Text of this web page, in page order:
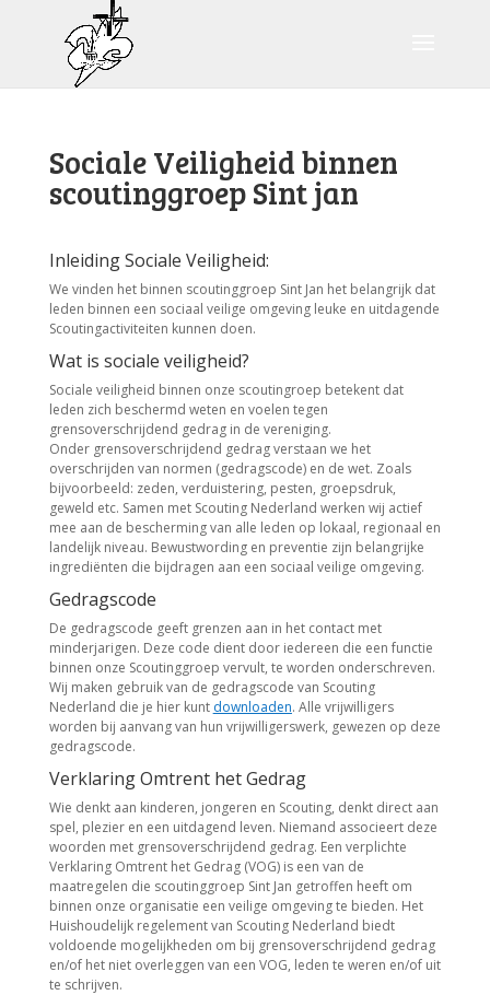
Sociale Veiligheid binnen
scoutinggroep Sint jan
Inleiding Sociale Veiligheid:
We vinden het binnen scoutinggroep Sint Jan het belangrijk dat
leden binnen een sociaal veilige omgeving leuke en uitdagende
Scoutingactiviteiten kunnen doen.
Wat is sociale veiligheid?
Sociale veiligheid binnen onze scoutingroep betekent dat
leden zich beschermd weten en voelen tegen
grensoverschrijdend gedrag in de vereniging.
Onder grensoverschrijdend gedrag verstaan we het
overschrijden van normen (gedragscode) en de wet. Zoals
bijvoorbeeld: zeden, verduistering, pesten, groepsdruk,
geweld etc. Samen met Scouting Nederland werken wij actief
mee aan de bescherming van alle leden op lokaal, regionaal en
landelijk niveau. Bewustwording en preventie zijn belangrijke
ingrediënten die bijdragen aan een sociaal veilige omgeving.
Gedragscode
De gedragscode geeft grenzen aan in het contact met
minderjarigen. Deze code dient door iedereen die een functie
binnen onze Scoutinggroep vervult, te worden onderschreven.
Wij maken gebruik van de gedragscode van Scouting
Nederland die je hier kunt downloaden. Alle vrijwilligers
worden bij aanvang van hun vrijwilligerswerk, gewezen op deze
gedragscode.
Verklaring Omtrent het Gedrag
Wie denkt aan kinderen, jongeren en Scouting, denkt direct aan
spel, plezier en een uitdagend leven. Niemand associeert deze
woorden met grensoverschrijdend gedrag. Een verplichte
Verklaring Omtrent het Gedrag (VOG) is een van de
maatregelen die scoutinggroep Sint Jan getroffen heeft om
binnen onze organisatie een veilige omgeving te bieden. Het
Huishoudelijk regelement van Scouting Nederland biedt
voldoende mogelijkheden om bij grensoverschrijdend gedrag
en/of het niet overleggen van een VOG, leden te weren en/of uit
te schrijven.